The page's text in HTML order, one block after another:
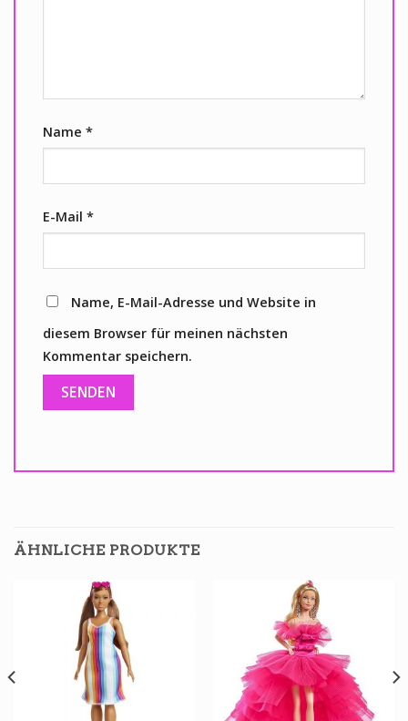
Name *
E-Mail *
Name, E-Mail-Adresse und Website in
diesem Browser für meinen nächsten
Kommentar speichern.
ÄHNLICHE PRODUKTE